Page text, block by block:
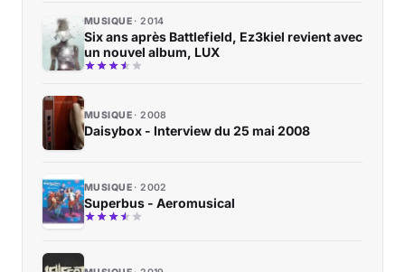
MUSIQUE 2014
Six ans après Battlefield, Ez3kiel revient avec
un nouvel album, LUX
MUSIQUE 2008
Daisybox - Interview du 25 mai 2008
MUSIQUE 2002
Superbus - Aeromusical